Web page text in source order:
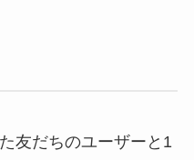
友だちのユーザーと1